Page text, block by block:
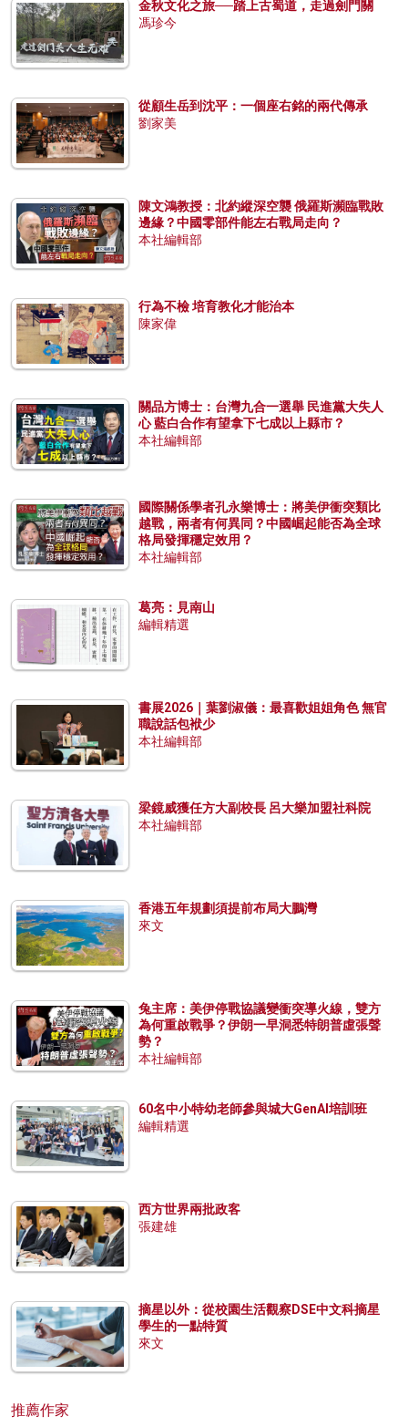
金秋文化之旅──踏上古蜀道，走過劍門關
馮珍今
從顧生岳到沈平：一個座右銘的兩代傳承
劉家美
陳文鴻教授：北約縱深空襲 俄羅斯瀕臨戰敗
邊緣？中國零部件能左右戰局走向？
本社編輯部
行為不檢 培育教化才能治本
陳家偉
關品方博士：台灣九合一選舉 民進黨大失人
心 藍白合作有望拿下七成以上縣市？
本社編輯部
國際關係學者孔永樂博士：將美伊衝突類比
越戰，兩者有何異同？中國崛起能否為全球
格局發揮穩定效用？
本社編輯部
葛亮：見南山
編輯精選
書展2026｜葉劉淑儀：最喜歡姐姐角色 無官
職說話包袱少
本社編輯部
梁鏡威獲任方大副校長 呂大樂加盟社科院
本社編輯部
香港五年規劃須提前布局大鵬灣
來文
兔主席：美伊停戰協議變衝突導火線，雙方
為何重啟戰爭？伊朗一早洞悉特朗普虛張聲
勢？
本社編輯部
60名中小特幼老師參與城大GenAI培訓班
編輯精選
西方世界兩批政客
張建雄
摘星以外：從校園生活觀察DSE中文科摘星
學生的一點特質
來文
推薦作家